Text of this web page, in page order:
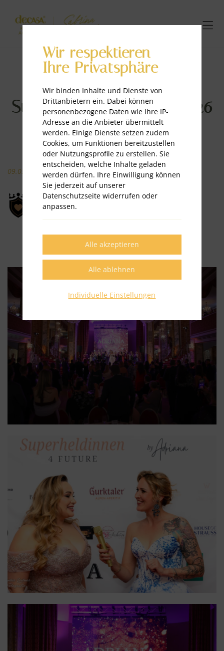
Superheldinnen Gala 2026
09.05.2026
Fotos: Christine Tropper & Günter Leitner
Wir respektieren
Ihre Privatsphäre
Wir binden Inhalte und Dienste von
Drittanbietern ein. Dabei können
personenbezogene Daten wie Ihre IP-
Adresse an die Anbieter übermittelt
werden. Einige Dienste setzen zudem
Cookies, um Funktionen bereitzustellen
oder Nutzungsprofile zu erstellen. Sie
entscheiden, welche Inhalte geladen
werden dürfen. Ihre Einwilligung können
Sie jederzeit auf unserer
Datenschutzseite widerrufen oder
anpassen.
Individuelle Einstellungen